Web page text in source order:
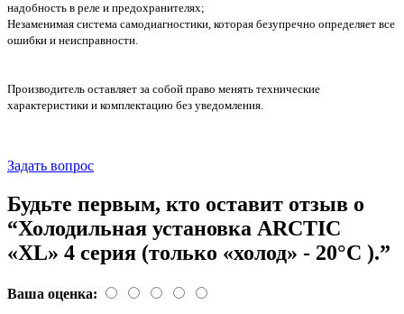
надобность в реле и предохранителях;
Незаменимая система самодиагностики, которая безупречно определяет все
ошибки и неисправности.
Производитель оставляет за собой право менять технические
характеристики и комплектацию без уведомления.
Задать вопрос
Будьте первым, кто оставит отзыв о
“Холодильная установка ARCTIC
«XL» 4 серия (только «холод» - 20°C ).”
Ваша оценка: